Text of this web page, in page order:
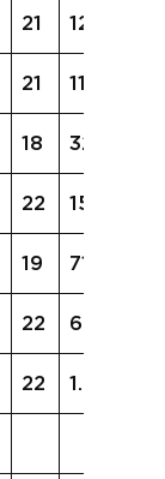
21 125mg
21 118mg
18 328mg
22 1507.8mg
19 71mg
22 6.4mg
22 1.22mg